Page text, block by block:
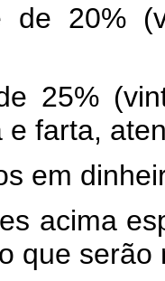
20%
25%
e farta,
em
acima
que